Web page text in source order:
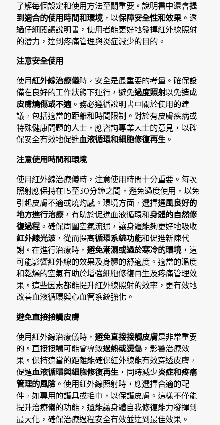
了解每個設定和使用方法至關重要。說明書中還會提
到適合的使用時間和環境 ，以保障安全性和效果 。透
過仔細閱讀說明書，使用者能更好地發揮紅外線照射
的潛力，達到疼痛管理與炎症減少的目的。
注意安全使用
使用紅外線治療儀時，安全是最重要的考量。確保設
備在良好的工作狀態下運行，避免過度照射以免造成
皮膚燒傷或不適。務必遵循說明書中關於使用的建
議，包括適當的距離和時間限制。對於有皮膚疾病或
特殊健康問題的人士，應咨詢專業人士的意見，以確
保安全有效地促進血液循環和細胞修復再生。
注意使用時間和環境
使用紅外線治療儀時，注意使用時間十分重要。每次
照射應保持在15至30分鐘之間，避免過度使用，以免
引起皮膚不適或燒灼感。環境方面，選擇通風良好的
地方進行治療，有助於促進血液循環和身體的自然修
復過程。確保周圍空氣流通，讓身體能夠更好地吸收
紅外線光波，從而提高循環系統功能和促進新陳代
謝。在進行治療時，避免潮濕或過於寒冷的環境，這
可能影響紅外線的效果及身體的舒適度。適當的溫度
和乾燥的空氣有助於增強細胞修復再生及疼痛管理效
果。這些因素都能提升紅外線照射的效率，更有效地
改善血液循環與心血管系統強化。
避免直接接觸皮膚
使用紅外線治療儀時，避免直接接觸皮膚是非常重要
的。直接接觸可能會導致過熱或燙傷，影響治療效
果。保持適當的距離能確保紅外線能有效穿透皮膚，
促進血液循環與細胞修復再生，同時減少炎症和疼痛
管理的風險。使用紅外線照射時，應選擇合適的配
件，如專用的護具或毛巾，以保護皮膚。這樣不僅能
提升治療儀的功能，還能讓身體自我修復能力發揮到
最大化，確保治療過程安全有效並達到最佳效果。